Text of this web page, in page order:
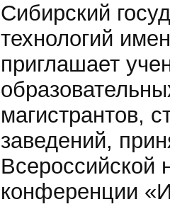
Сибирский
технологий
приглашает
магистрантов,
заведений,
Всероссийской
конференции